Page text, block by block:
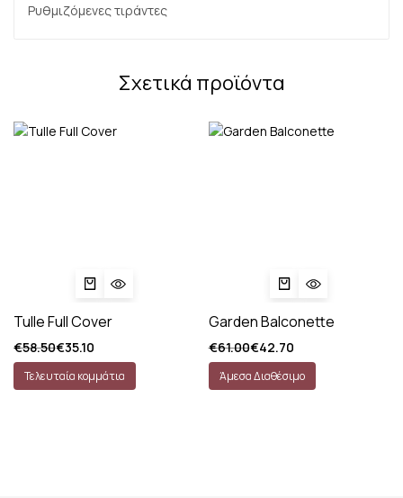
Ρυθμιζόμενες τιράντες
Σχετικά προϊόντα
Tulle Full Cover
€58.50€35.10
Τελευταία κομμάτια
Garden Balconette
€61.00€42.70
Άμεσα Διαθέσιμο